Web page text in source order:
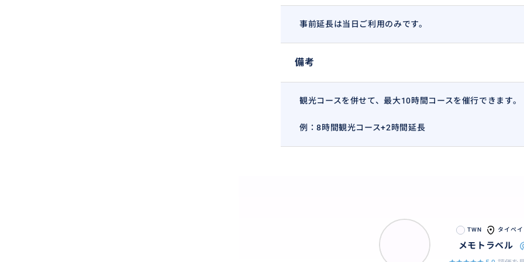
事前延長は当日ご利用のみです。
備考
観光コースを併せて、最大10時間コースを催行できます。
例：8時間観光コース+2時間延長
TWN タイペイ
メモトラベル